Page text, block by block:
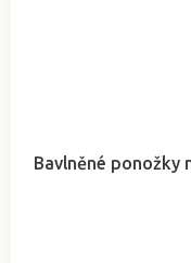
Bavlněné ponožky